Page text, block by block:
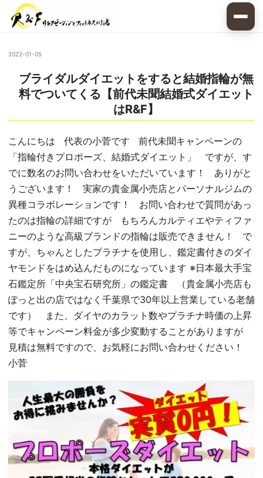
2022-01-05
ブライダルダイエットをすると結婚指輪が無
料でついてくる【前代未聞結婚式ダイエット
はR&F】
こんにちは 代表の小菅です 前代未聞キャンペーンの
「指輪付きプロポーズ、結婚式ダイエット」 ですが、す
でに数名のお問い合わせをいただいています！ ありがと
うございます！ 実家の貴金属小売店とパーソナルジムの
異種コラボレーションです！ お問い合わせで質問があっ
たのは指輪の詳細ですが もちろんカルティエやティファ
ニーのような高級ブランドの指輪は販売できません！ で
すが、ちゃんとしたプラチナを使用し、鑑定書付きのダイ
ヤモンドをはめ込んだものになっています ※日本最大手宝
石鑑定所「中央宝石研究所」の鑑定書 （貴金属小売店も
ぽっと出の店ではなく千葉県で30年以上営業している老舗
です） また、ダイヤのカラット数やプラチナ時価の上昇
等でキャンペーン料金が多少変動することがありますが
見積は無料ですので、お気軽にお問い合わせください！
小菅